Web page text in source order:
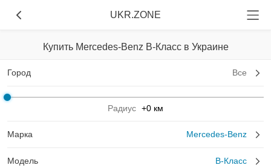
UKR.ZONE
Купить Mercedes-Benz B-Класс в Украине
Город Все
Радиус +0 км
Марка Mercedes-Benz
Модель B-Класс